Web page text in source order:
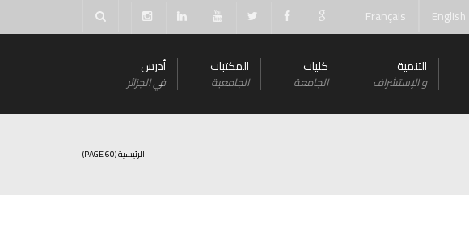
English
Français
التنمية
و اﻹستشراف
كليات
الجامعة
المكتبات
الجامعية
أدرس
في الجزائر
الرئيسية(PAGE 60)